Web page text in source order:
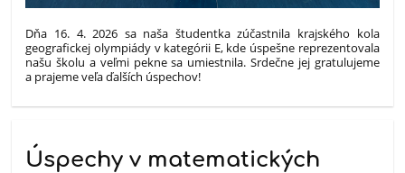
Dňa 16. 4. 2026 sa naša študentka zúčastnila krajského kola
geografickej olympiády v kategórii E, kde úspešne reprezentovala
našu školu a veľmi pekne sa umiestnila. Srdečne jej gratulujeme
a prajeme veľa ďalších úspechov!
Úspechy v matematických